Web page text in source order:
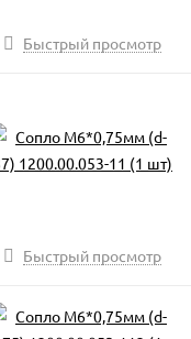
Быстрый просмотр
Быстрый просмотр